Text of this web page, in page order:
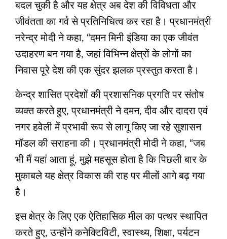
बदल चुकी है और यह क्षेत्र अब देश की विविधता और
जीवंतता का गर्व से प्रतिनिधित्व कर रहा है। प्रधानमंत्री
नरेन्द्र मोदी ने कहा, “दमन मिनी इंडिया का एक जीवंत
उदाहरण बन गया है, जहां विभिन्न क्षेत्रों के लोगों का
निवास पूरे देश की एक सुंदर झलक प्रस्तुत करता है।
केन्द्र शासित प्रदेशों की प्रशासनिक प्रगति पर संतोष
व्यक्त करते हुए, प्रधानमंत्री ने दमन, दीव और दादरा एवं
नगर हवेली में प्रभावी रूप से लागू किए जा रहे सुशासन
मॉडल की सराहना की। प्रधानमंत्री मोदी ने कहा, “जब
भी मैं यहां आता हूं, मुझे महसूस होता है कि पिछली बार के
मुकाबले यह क्षेत्र विकास की राह पर मीलों आगे बढ़ गया
है।
इस क्षेत्र के लिए एक ऐतिहासिक मील का पत्थर स्थापित
करते हुए, उन्होंने कनेक्टिविटी, स्वास्थ्य, शिक्षा, पर्यटन